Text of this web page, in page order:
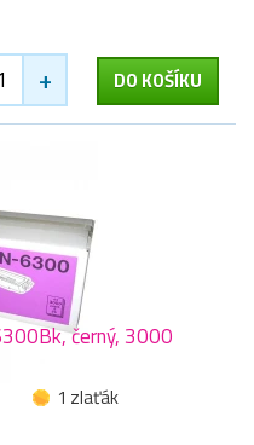
+ DO KOŠÍKU
černý, 3000
1 zlaťák